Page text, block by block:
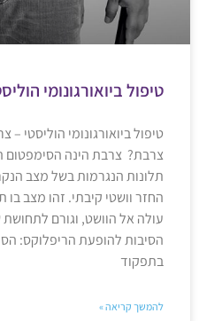
טיפול ביואורגונומי
טיפול ביואורגונומי הוליסטי –
צרבת? צרבת הינה הסימפטום
תלונות הנגרמות בשל מצב
החזר וושטי קיבתי. זהו מצב בו
עולה אל הוושט, וגורם
הסיבות להופעת הריפלוקס:
בתפקוד
להמשך קריאה »